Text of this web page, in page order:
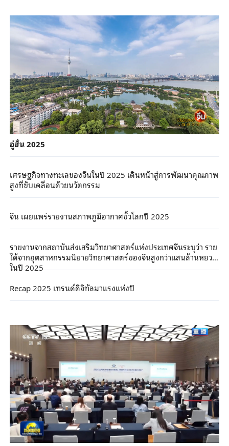
อู่ฮั่น 2025
เศรษฐกิจทางทะเลของจีนในปี 2025 เดินหน้าสู่การพัฒนาคุณภาพ
สูงที่ขับเคลื่อนด้วยนวัตกรรม
จีน เผยแพร่รายงานสภาพภูมิอากาศขั้วโลกปี 2025
รายงานจากสถาบันส่งเสริมวิทยาศาสตร์แห่งประเทศจีนระบุว่า ราย
ได้จากอุตสาหกรรมนิยายวิทยาศาสตร์ของจีนสูงกว่าแสนล้านหยวน
ในปี 2025
Recap 2025 เทรนด์ดิจิทัลมาแรงแห่งปี